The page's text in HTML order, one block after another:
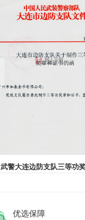
武警大连边防支队三等功
优选保障